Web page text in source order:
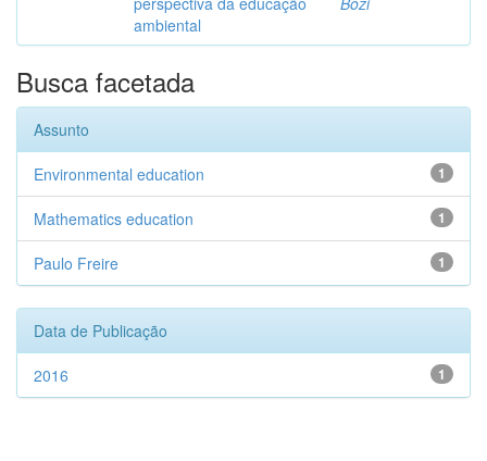
ambiental
Busca facetada
Assunto
1
Environmental education
1
Mathematics education
1
Paulo Freire
Data de Publicação
1
2016